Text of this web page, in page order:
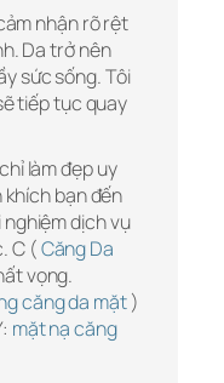
nhận rõ rệt
Da trở nên
sức sống. Tôi
tiếp tục quay
làm đẹp uy
bạn đến
dịch vụ
C (Căng Da
vọng.
căng da mặt)
mặt nạ căng